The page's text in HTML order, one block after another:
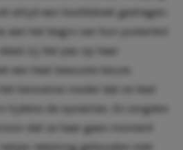
altijd een hoofddoek gedragen.
aan het begin van hun puberteit
zij het pas op haar
een heel bewuste keuze.
kersverse model dat ze heel
tijdens de opnames. Zo zorgden
dat ze haar geen moment
rekening gehouden met